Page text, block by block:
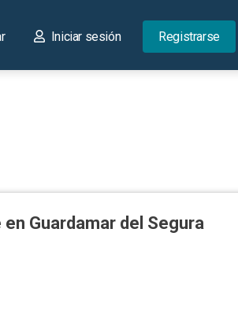
Iniciar sesión Registrarse
Guardamar del Segura